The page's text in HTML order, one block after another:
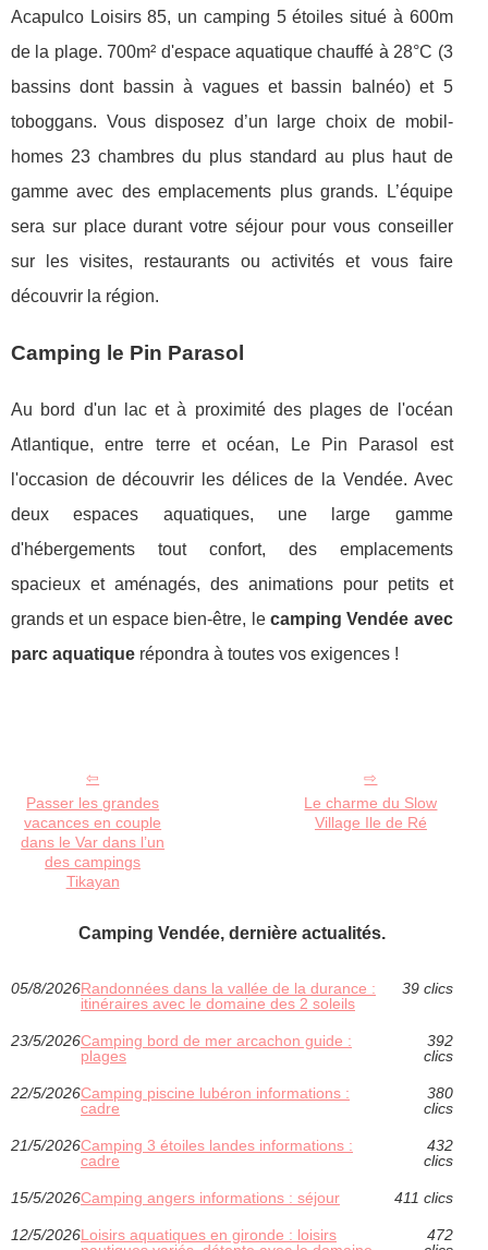
Acapulco Loisirs 85, un camping 5 étoiles situé à 600m
de la plage. 700m² d'espace aquatique chauffé à 28°C (3
bassins dont bassin à vagues et bassin balnéo) et 5
toboggans. Vous disposez d’un large choix de mobil-
homes 23 chambres du plus standard au plus haut de
gamme avec des emplacements plus grands. L’équipe
sera sur place durant votre séjour pour vous conseiller
sur les visites, restaurants ou activités et vous faire
découvrir la région.
Camping le Pin Parasol
Au bord d'un lac et à proximité des plages de l'océan
Atlantique, entre terre et océan, Le Pin Parasol est
l'occasion de découvrir les délices de la Vendée. Avec
deux espaces aquatiques, une large gamme
d'hébergements tout confort, des emplacements
spacieux et aménagés, des animations pour petits et
grands et un espace bien-être, le camping Vendée avec
parc aquatique répondra à toutes vos exigences !
Passer les grandes
vacances en couple
dans le Var dans l’un
des campings
Tikayan
Le charme du Slow
Village Ile de Ré
Camping Vendée, dernière actualités.
05/8/2026Randonnées dans la vallée de la durance :
itinéraires avec le domaine des 2 soleils
39 clics
23/5/2026Camping bord de mer arcachon guide :
plages
392
clics
22/5/2026Camping piscine lubéron informations :
cadre
380
clics
21/5/2026Camping 3 étoiles landes informations :
cadre
432
clics
15/5/2026Camping angers informations : séjour 411 clics
12/5/2026Loisirs aquatiques en gironde : loisirs
472